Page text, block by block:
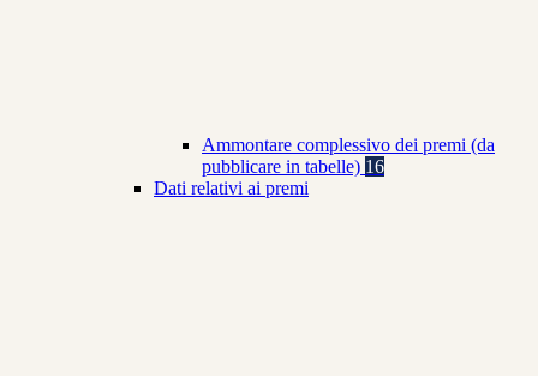
Ammontare complessivo dei premi (da
pubblicare in tabelle) 16
Dati relativi ai premi